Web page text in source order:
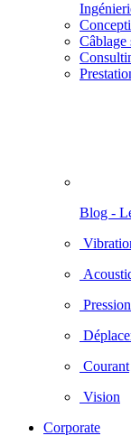
Câblage
Blog -
Pression
Courant
Vision
Corporate